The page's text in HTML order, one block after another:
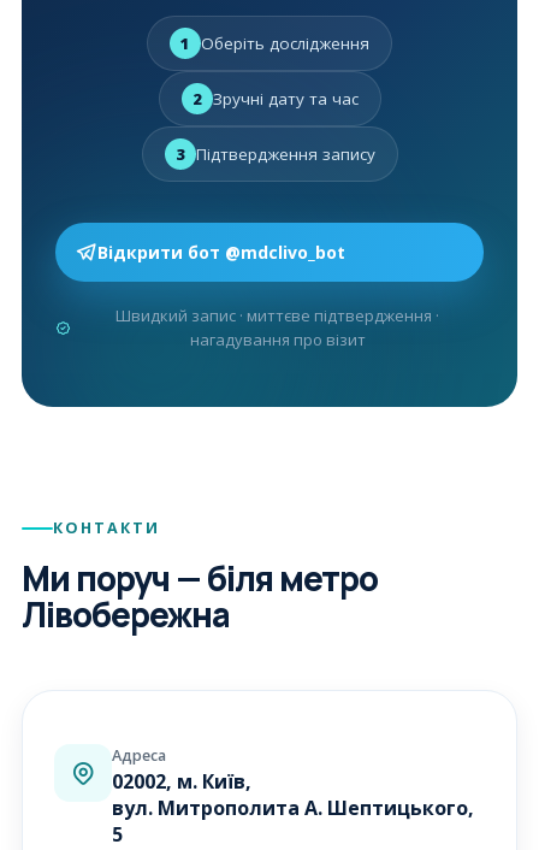
1 Оберіть дослідження
2 Зручні дату та час
3 Підтвердження запису
Відкрити бот @mdclivo_bot
Швидкий запис · миттєве підтвердження ·
нагадування про візит
КОНТАКТИ
Ми поруч — біля метро
Лівобережна
Адреса
02002, м. Київ,
вул. Митрополита А. Шептицького,
5